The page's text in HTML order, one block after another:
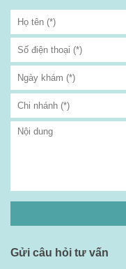
Gửi câu hỏi tư vấn